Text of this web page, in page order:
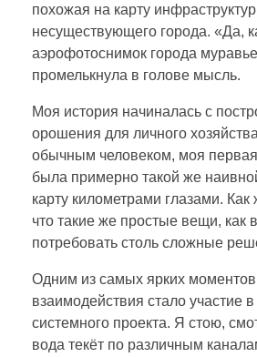
похожая на карту
несуществующего города. «Да,
аэрофотоснимок города
промелькнула в голове мысль.
Моя история начиналась с
орошения для личного
обычным человеком, моя
была примерно такой же
карту километрами глазами. Как
что такие же простые вещи, как
потребовать столь сложные
Одним из самых ярких моментов
взаимодействия стало участие
системного проекта. Я стою,
вода текёт по различным